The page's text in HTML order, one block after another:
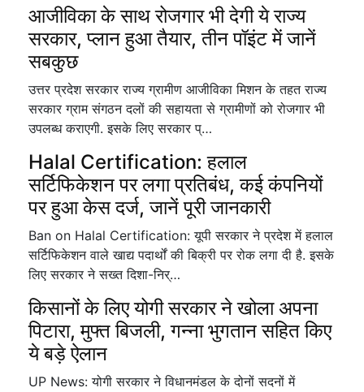
आजीविका के साथ रोजगार भी देगी ये राज्य
सरकार, प्लान हुआ तैयार, तीन पॉइंट में जानें
सबकुछ
उत्तर प्रदेश सरकार राज्य ग्रामीण आजीविका मिशन के तहत राज्य
सरकार ग्राम संगठन दलों की सहायता से ग्रामीणों को रोजगार भी
उपलब्ध कराएगी. इसके लिए सरकार प्…
Halal Certification: हलाल
सर्टिफिकेशन पर लगा प्रतिबंध, कई कंपनियों
पर हुआ केस दर्ज, जानें पूरी जानकारी
Ban on Halal Certification: यूपी सरकार ने प्रदेश में हलाल
सर्टिफिकेशन वाले खाद्य पदार्थों की बिक्री पर रोक लगा दी है. इसके
लिए सरकार ने सख्त दिशा-निर्…
किसानों के लिए योगी सरकार ने खोला अपना
पिटारा, मुफ्त बिजली, गन्ना भुगतान सहित किए
ये बड़े ऐलान
UP News: योगी सरकार ने विधानमंडल के दोनों सदनों में